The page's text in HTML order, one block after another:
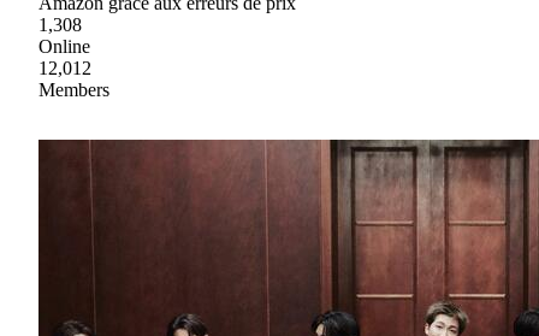
1,308
Online
12,012
Members